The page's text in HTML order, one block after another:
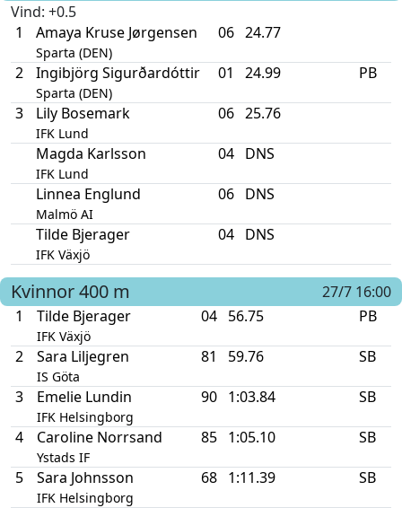
Vind: +0.5
1
Amaya Kruse Jørgensen
Sparta (DEN)
06 24.77
2 Ingibjörg Sigurðardóttir
Sparta (DEN)
01 24.99 PB
3 Lily Bosemark
IFK Lund
06 25.76
Magda Karlsson
IFK Lund
04 DNS
Linnea Englund
Malmö AI
06 DNS
Tilde Bjerager
IFK Växjö
04 DNS
Kvinnor400 m
27/7 16:00
1
Tilde Bjerager
IFK Växjö
04 56.75 PB
2 Sara Liljegren
IS Göta
81 59.76 SB
3 Emelie Lundin
IFK Helsingborg
90 1:03.84 SB
4 Caroline Norrsand
Ystads IF
85 1:05.10 SB
5 Sara Johnsson
IFK Helsingborg
68 1:11.39 SB